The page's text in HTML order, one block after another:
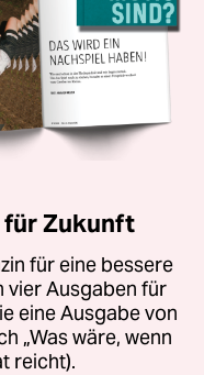
für Zukunft
für eine bessere
vier Ausgaben für
eine Ausgabe von
„Was wäre, wenn
reicht).